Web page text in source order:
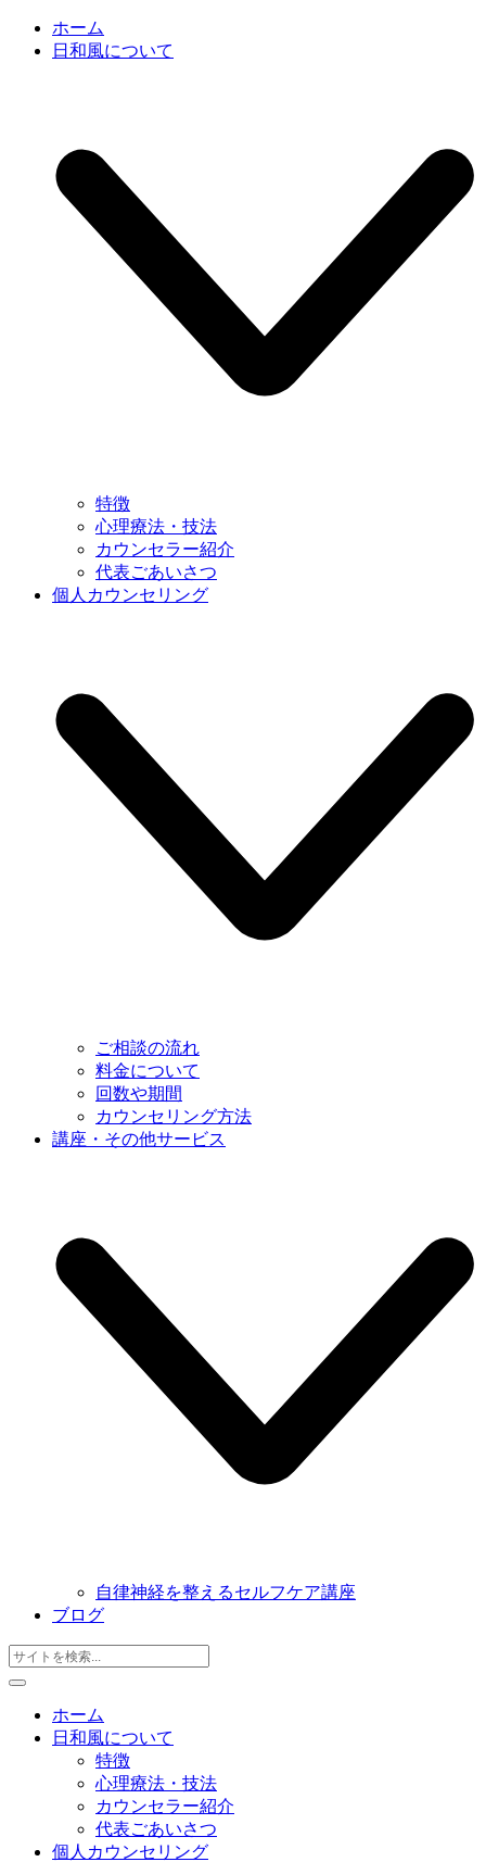
ホーム
日和風について
特徴
心理療法・技法
カウンセラー紹介
代表ごあいさつ
個人カウンセリング
ご相談の流れ
料金について
回数や期間
カウンセリング方法
講座・その他サービス
自律神経を整えるセルフケア講座
ブログ
ホーム
日和風について
特徴
心理療法・技法
カウンセラー紹介
代表ごあいさつ
個人カウンセリング